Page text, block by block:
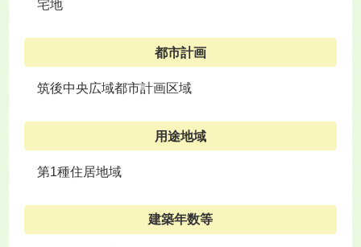
宅地
都市計画
筑後中央広域都市計画区域
用途地域
第1種住居地域
建築年数等